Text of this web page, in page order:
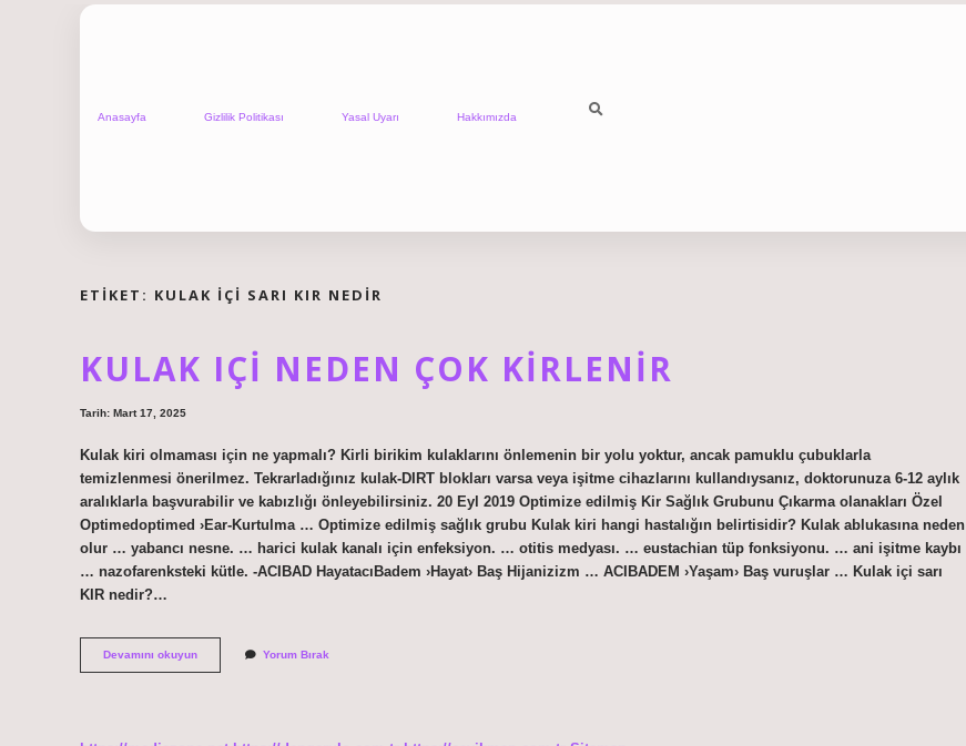
Anasayfa Gizlilik Politikası Yasal Uyarı Hakkımızda
ETIKET: KULAK IÇI SARI KIR NEDIR
KULAK IÇI NEDEN ÇOK KIRLENIR
Tarih: Mart 17, 2025
Kulak kiri olmaması için ne yapmalı? Kirli birikim kulaklarını önlemenin bir yolu yoktur, ancak pamuklu çubuklarla
temizlenmesi önerilmez. Tekrarladığınız kulak-DIRT blokları varsa veya işitme cihazlarını kullandıysanız, doktorunuza 6-12 aylık
aralıklarla başvurabilir ve kabızlığı önleyebilirsiniz. 20 Eyl 2019 Optimize edilmiş Kir Sağlık Grubunu Çıkarma olanakları Özel
Optimedoptimed ›Ear-Kurtulma … Optimize edilmiş sağlık grubu Kulak kiri hangi hastalığın belirtisidir? Kulak ablukasına neden
olur … yabancı nesne. … harici kulak kanalı için enfeksiyon. … otitis medyası. … eustachian tüp fonksiyonu. … ani işitme kaybı
… nazofarenksteki kütle. -ACIBAD HayatacıBadem ›Hayat› Baş Hijanizizm … ACIBADEM ›Yaşam› Baş vuruşlar … Kulak içi sarı
KIR nedir?…
Devamını okuyunKulak
Içi
Yorum Bırak